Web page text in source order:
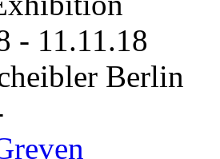
- 11.11.18
Berlin